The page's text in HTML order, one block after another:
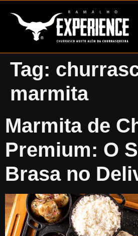
Tag:
marmita
Marmita de
Premium: O
Brasa no